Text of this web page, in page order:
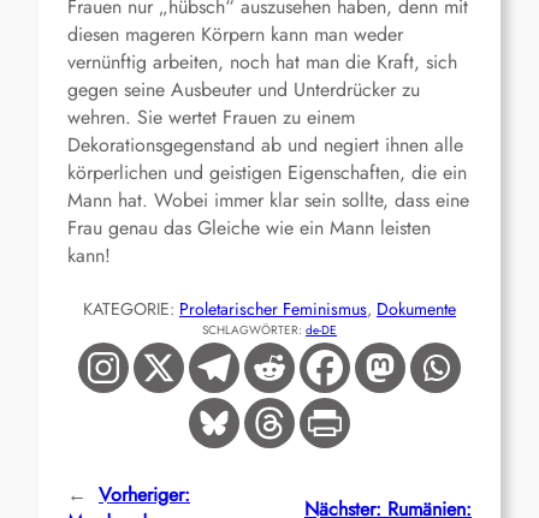
Frauen nur „hübsch“ auszusehen haben, denn mit
diesen mageren Körpern kann man weder
vernünftig arbeiten, noch hat man die Kraft, sich
gegen seine Ausbeuter und Unterdrücker zu
wehren. Sie wertet Frauen zu einem
Dekorationsgegenstand ab und negiert ihnen alle
körperlichen und geistigen Eigenschaften, die ein
Mann hat. Wobei immer klar sein sollte, dass eine
Frau genau das Gleiche wie ein Mann leisten
kann!
KATEGORIE: Proletarischer Feminismus, Dokumente
SCHLAGWÖRTER: de-DE
← Vorheriger:
Nächster: Rumänien: